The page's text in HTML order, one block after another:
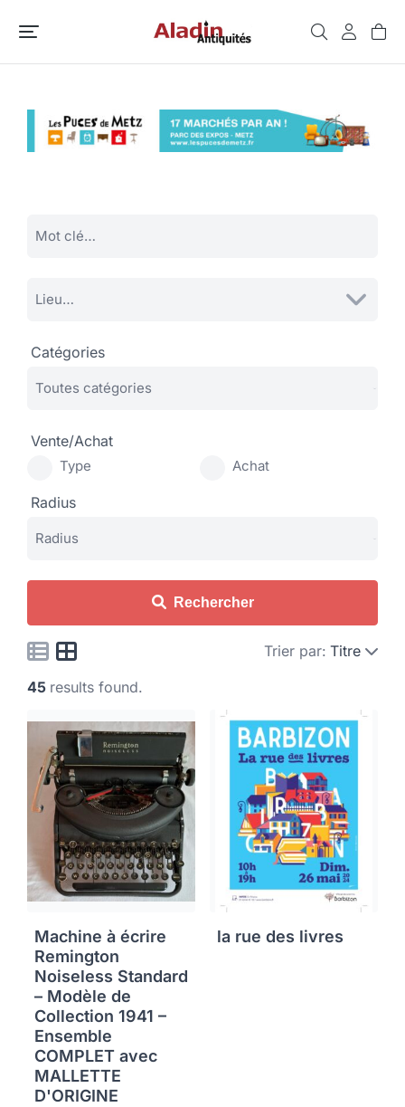
Catégories
Vente/Achat
Type Achat
Radius
Rechercher
Trier par: Titre
45 results found.
Machine à écrire
Remington
Noiseless Standard
– Modèle de
Collection 1941 –
Ensemble
COMPLET avec
MALLETTE
D'ORIGINE
la rue des livres